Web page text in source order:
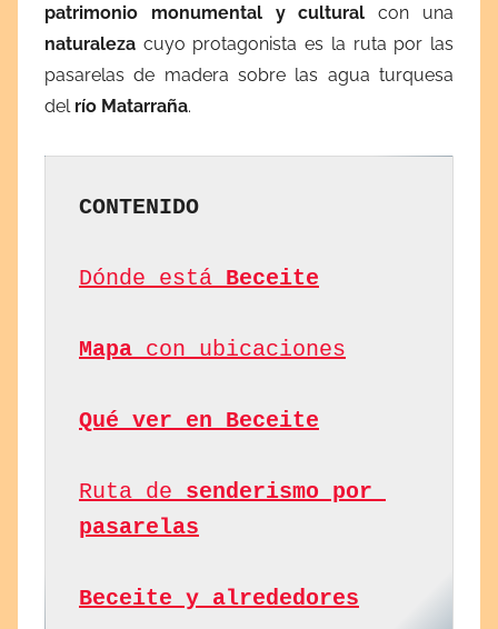
0
2
6
patrimonio monumental y cultural con una
naturaleza cuyo protagonista es la ruta por las
pasarelas de madera sobre las agua turquesa
delrío Matarraña.
CONTENIDO
Dónde está Beceite
Mapa con ubicaciones
Qué ver en Beceite
Ruta de senderismo por
pasarelas
Beceite y alrededores